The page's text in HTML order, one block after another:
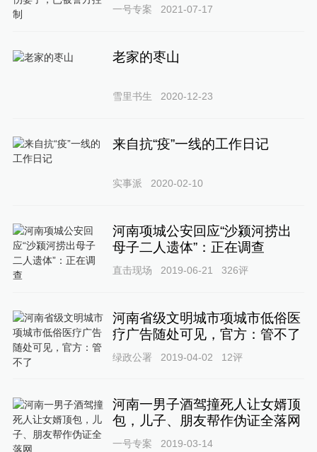
一号专案 2021-07-17
老家的枣山
雪里书生 2020-12-23
来自抗“疫”一线的工作日记
实事派 2020-02-10
河南项城公安回应“沙颍河捞出
母子二人遗体”：正在调查
直击现场 2019-06-21 326评
河南省级文明城市项城市低俗医
疗广告随处可见，官方：管不了
绿政公署 2019-04-02 12评
河南一男子酒驾撞死人让女婿顶
包，儿子、朋友帮作伪证全落网
一号专案 2019-03-14